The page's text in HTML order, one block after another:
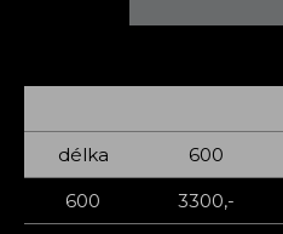
délka
600
600
3300,-